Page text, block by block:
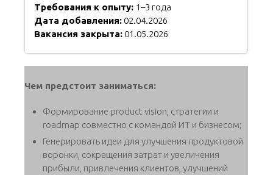
Требования к опыту: 1–3 года
Дата добавления: 02.04.2026
Вакансия закрыта: 01.05.2026
Чем предстоит заниматься:
Формирование product vision, стратегии и
roadmap совместно с командой ИТ и бизнесом;
Генерировать идеи для улучшения продуктовой
воронки, сокращения затрат и увеличения
прибыли, привлечения клиентов, улучшений